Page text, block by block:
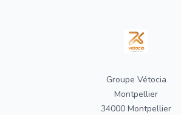
Groupe Vétocia
Montpellier
34000 Montpellier